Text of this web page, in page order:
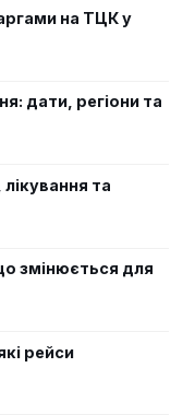
на ТЦК у
дати, регіони та
та
змінюється для
рейси